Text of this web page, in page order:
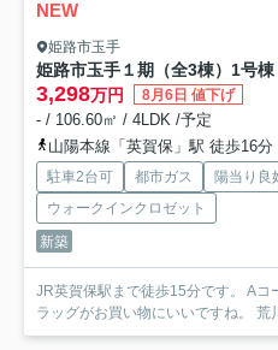
NEW
姫路市玉手
姫路市玉手１期（全3棟）1号棟
3,298万円 8月6日 値下げ
- / 106.60㎡ / 4LDK /予定
山陽本線「英賀保」駅 徒歩16分
駐車2台可 都市ガス 陽当り良
ウォークインクロゼット
新築
JR英賀保駅まで徒歩15分です。 A
ラッグがお買い物にいいですね。 荒